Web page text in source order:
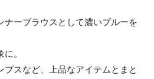
ナーブラウスとして濃いブルーを
。
プスなど、上品なアイテムとまと